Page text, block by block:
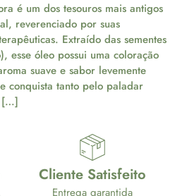
é um dos tesouros mais antigos
reverenciado por suas
Extraído das sementes
esse óleo possui uma coloração
suave e sabor levemente
conquista tanto pelo paladar
[…]
Cliente Satisfeito
Entrega garantida